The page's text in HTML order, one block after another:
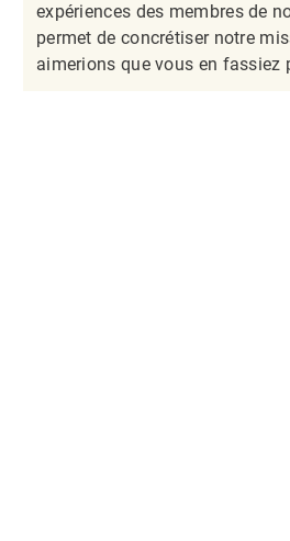
expériences des membres de
permet de concrétiser notre
aimerions que vous en fassiez